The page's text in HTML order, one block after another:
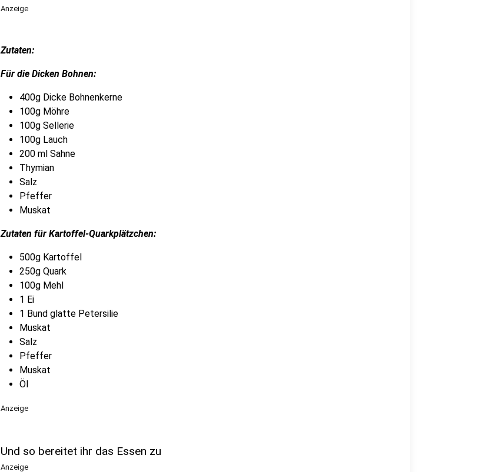
Anzeige
Zutaten:
Für die Dicken Bohnen:
400g Dicke Bohnenkerne
100g Möhre
100g Sellerie
100g Lauch
200 ml Sahne
Thymian
Salz
Pfeffer
Muskat
Zutaten für Kartoffel-Quarkplätzchen:
500g Kartoffel
250g Quark
100g Mehl
1 Ei
1 Bund glatte Petersilie
Muskat
Salz
Pfeffer
Muskat
Öl
Anzeige
Und so bereitet ihr das Essen zu
Anzeige